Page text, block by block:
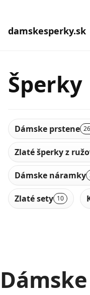
damskesperky.sk
Šperky
Dámske prstene
Zlaté šperky z
Dámske náramky
Zlaté sety 10